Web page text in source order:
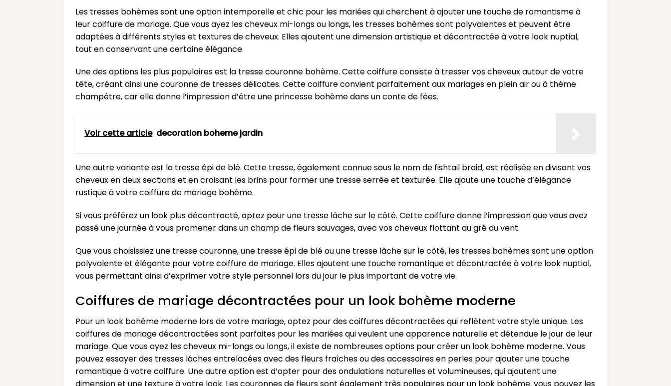
Les tresses bohèmes sont une option intemporelle et chic pour les mariées qui cherchent à ajouter une touche de romantisme à
leur coiffure de mariage. Que vous ayez les cheveux mi-longs ou longs, les tresses bohèmes sont polyvalentes et peuvent être
adaptées à différents styles et textures de cheveux. Elles ajoutent une dimension artistique et décontractée à votre look nuptial,
tout en conservant une certaine élégance.
Une des options les plus populaires est la tresse couronne bohème. Cette coiffure consiste à tresser vos cheveux autour de votre
tête, créant ainsi une couronne de tresses délicates. Cette coiffure convient parfaitement aux mariages en plein air ou à thème
champêtre, car elle donne l’impression d’être une princesse bohème dans un conte de fées.
Voir cette article decoration boheme jardin
Une autre variante est la tresse épi de blé. Cette tresse, également connue sous le nom de fishtail braid, est réalisée en divisant vos
cheveux en deux sections et en croisant les brins pour former une tresse serrée et texturée. Elle ajoute une touche d’élégance
rustique à votre coiffure de mariage bohème.
Si vous préférez un look plus décontracté, optez pour une tresse lâche sur le côté. Cette coiffure donne l’impression que vous avez
passé une journée à vous promener dans un champ de fleurs sauvages, avec vos cheveux flottant au gré du vent.
Que vous choisissiez une tresse couronne, une tresse épi de blé ou une tresse lâche sur le côté, les tresses bohèmes sont une option
polyvalente et élégante pour votre coiffure de mariage. Elles ajoutent une touche romantique et décontractée à votre look nuptial,
vous permettant ainsi d’exprimer votre style personnel lors du jour le plus important de votre vie.
Coiffures de mariage décontractées pour un look bohème moderne
Pour un look bohème moderne lors de votre mariage, optez pour des coiffures décontractées qui reflètent votre style unique. Les
coiffures de mariage décontractées sont parfaites pour les mariées qui veulent une apparence naturelle et détendue le jour de leur
mariage. Que vous ayez les cheveux mi-longs ou longs, il existe de nombreuses options pour créer un look bohème moderne. Vous
pouvez essayer des tresses lâches entrelacées avec des fleurs fraîches ou des accessoires en perles pour ajouter une touche
romantique à votre coiffure. Une autre option est d’opter pour des ondulations naturelles et volumineuses, qui ajoutent une